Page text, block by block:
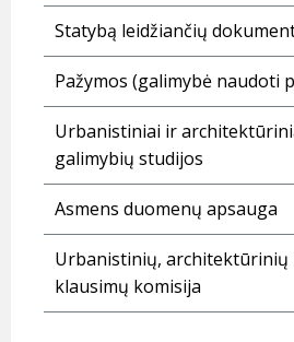
Statybą leidžiančių
Pažymos (galimybė naudoti
Urbanistiniai ir
galimybių studijos
Asmens duomenų apsauga
Urbanistinių, architektūrinių
klausimų komisija